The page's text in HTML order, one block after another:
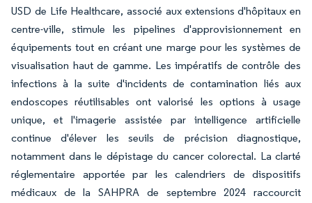
USD de Life Healthcare, associé aux extensions d'hôpitaux en
centre-ville, stimule les pipelines d'approvisionnement en
équipements tout en créant une marge pour les systèmes de
visualisation haut de gamme. Les impératifs de contrôle des
infections à la suite d'incidents de contamination liés aux
endoscopes réutilisables ont valorisé les options à usage
unique, et l'imagerie assistée par intelligence artificielle
continue d'élever les seuils de précision diagnostique,
notamment dans le dépistage du cancer colorectal. La clarté
réglementaire apportée par les calendriers de dispositifs
médicaux de la SAHPRA de septembre 2024 raccourcit